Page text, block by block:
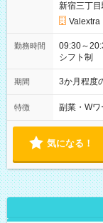
新宿三丁
Valextra
勤務時間
09:30～20:30 実働7.5時間／休憩1.5時間 営業時
シフト制
期間 3か月程度
特徴 副業・Wワ
気になる！